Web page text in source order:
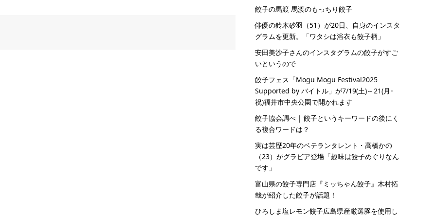
餃子の馬渡 馬渡のもっちり餃子
俳優の鈴木砂羽（51）が20日、自身のインスタ
グラムを更新。「ワタシは浴衣も餃子柄」
安田美沙子さんのインスタグラムの餃子がすご
いというので
餃子フェス「Mogu Mogu Festival2025
Supported by バイトル」が7/19(土)～21(月･
祝)福井市中央公園で開かれます
餃子協会調べ | 餃子というキーワードの後にく
る複合ワードは？
実は芸歴20年のベテランタレント・高橋かの
（23）がグラビア登場「趣味は餃子めぐりなん
です」
富山県の餃子専門店『ミッちゃん餃子』木村拓
哉が紹介した餃子が話題！
ひろしま塩レモン餃子広島県産厳選豚を使用し